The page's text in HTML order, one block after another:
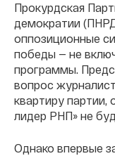
Прокурдская
демократии
оппозиционные
победы — не
программы.
вопрос
квартиру партии,
лидер РНП» не
Однако впервые